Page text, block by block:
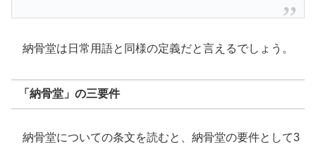
納骨堂は日常用語と同様の定義だと言えるでしょう。
「納骨堂」の三要件
納骨堂についての条文を読むと、納骨堂の要件として3